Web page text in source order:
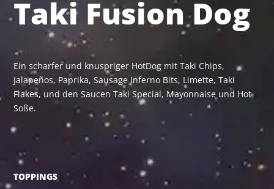
Taki Fusion Dog
Ein scharfer und knuspriger HotDog mit Taki Chips,
Jalapeños, Paprika, Sausage Inferno Bits, Limette, Taki
Flakes, und den Saucen Taki Special, Mayonnaise und Hot
Soße.
TOPPINGS